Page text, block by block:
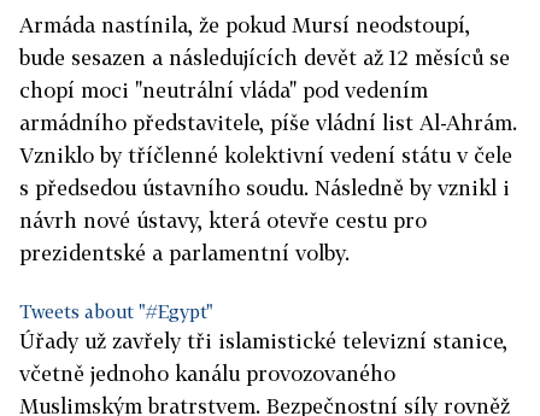
Armáda nastínila, že pokud Mursí neodstoupí,
bude sesazen a následujících devět až 12 měsíců se
chopí moci "neutrální vláda" pod vedením
armádního představitele, píše vládní list Al-Ahrám.
Vzniklo by tříčlenné kolektivní vedení státu v čele
s předsedou ústavního soudu. Následně by vznikl i
návrh nové ústavy, která otevře cestu pro
prezidentské a parlamentní volby.
Tweets about "#Egypt"
Úřady už zavřely tři islamistické televizní stanice,
včetně jednoho kanálu provozovaného
Muslimským bratrstvem. Bezpečnostní síly rovněž